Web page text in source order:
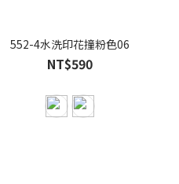
552-4水洗印花撞粉色06
NT$590